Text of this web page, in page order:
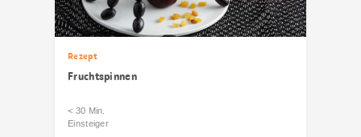
Rezept
Fruchtspinnen
< 30 Min.
Einsteiger